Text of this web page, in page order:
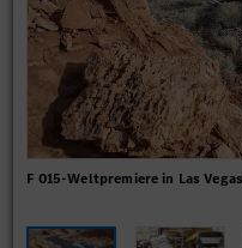
F 015-Weltpremiere in Las